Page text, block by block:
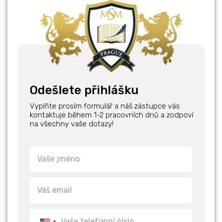
Odešlete přihlášku
Vyplňte prosím formulář a náš zástupce vás
kontaktuje během 1-2 pracovních dnů a zodpoví
na všechny vaše dotazy!